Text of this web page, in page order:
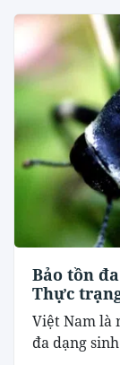
Bảo tồn
Thực
Việt Nam là
đa dạng